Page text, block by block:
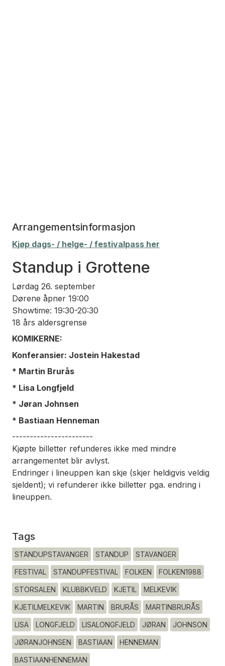
Arrangementsinformasjon
Kjøp dags- / helge- / festivalpass her
Standup i Grottene
Lørdag 26. september
Dørene åpner 19:00
Showtime: 19:30-20:30
18 års aldersgrense
KOMIKERNE:
Konferansier: Jostein Hakestad
* Martin Brurås
* Lisa Longfjeld
* Jøran Johnsen
* Bastiaan Henneman
-----------------------
Kjøpte billetter refunderes ikke med mindre
arrangementet blir avlyst.
Endringer i lineuppen kan skje (skjer heldigvis veldig
sjeldent); vi refunderer ikke billetter pga. endring i
lineuppen.
Tags
STANDUPSTAVANGER STANDUP STAVANGER
FESTIVAL STANDUPFESTIVAL FOLKEN FOLKEN1988
STORSALEN KLUBBKVELD KJETIL MELKEVIK
KJETILMELKEVIK MARTIN BRURÅS MARTINBRURÅS
LISA LONGFJELD LISALONGFJELD JØRAN JOHNSON
JØRANJOHNSEN BASTIAAN HENNEMAN
BASTIAANHENNEMAN